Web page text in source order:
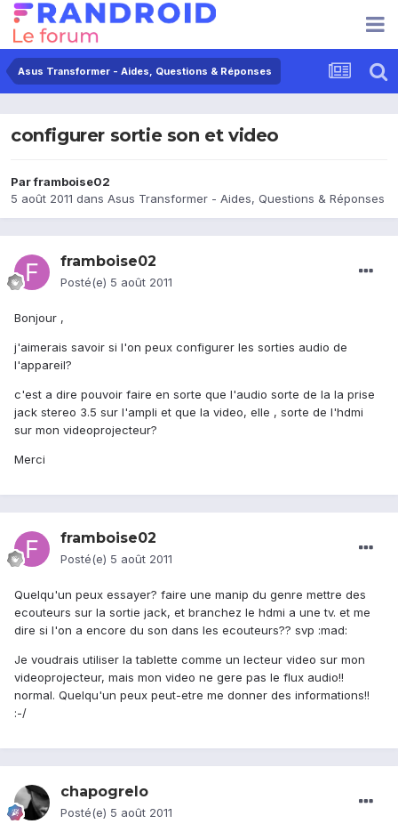
Asus Transformer - Aides, Questions & Réponses
configurer sortie son et video
Parframboise02
5 août 2011 dans Asus Transformer - Aides, Questions & Réponses
framboise02
Posté(e) 5 août 2011
Bonjour ,
j'aimerais savoir si l'on peux configurer les sorties audio de
l'appareil?
c'est a dire pouvoir faire en sorte que l'audio sorte de la la prise
jack stereo 3.5 sur l'ampli et que la video, elle , sorte de l'hdmi
sur mon videoprojecteur?
Merci
framboise02
Posté(e) 5 août 2011
Quelqu'un peux essayer? faire une manip du genre mettre des
ecouteurs sur la sortie jack, et branchez le hdmi a une tv. et me
dire si l'on a encore du son dans les ecouteurs?? svp :mad:
Je voudrais utiliser la tablette comme un lecteur video sur mon
videoprojecteur, mais mon video ne gere pas le flux audio!!
normal. Quelqu'un peux peut-etre me donner des informations!!
:-/
chapogrelo
Posté(e) 5 août 2011